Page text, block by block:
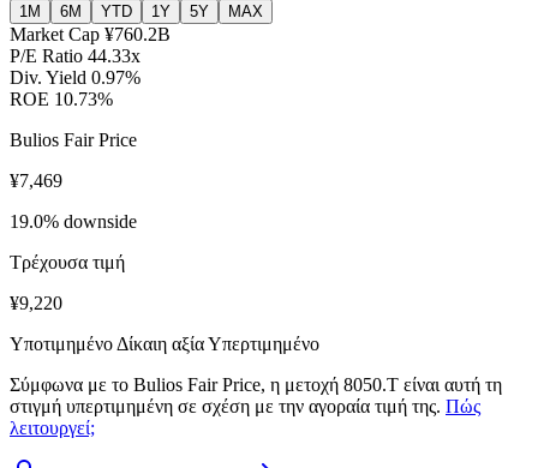
1M 6M YTD 1Y 5Y MAX
Market Cap ¥760.2B
P/E Ratio 44.33x
Div. Yield 0.97%
ROE 10.73%
Bulios Fair Price
¥7,469
19.0% downside
Τρέχουσα τιμή
¥9,220
Υποτιμημένο Δίκαιη αξίαΥπερτιμημένο
Σύμφωνα με το Bulios Fair Price, η μετοχή 8050.T είναι αυτή τη
στιγμή υπερτιμημένη σε σχέση με την αγοραία τιμή της. Πώς
λειτουργεί;